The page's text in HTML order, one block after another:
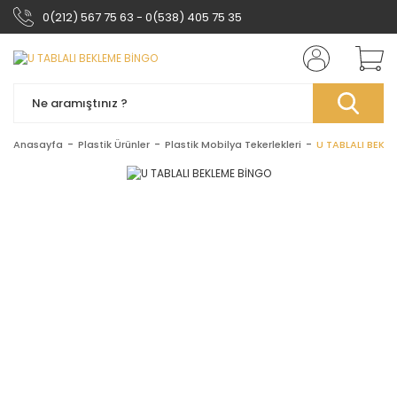
0(212) 567 75 63 - 0(538) 405 75 35
Anasayfa Plastik Ürünler Plastik Mobilya Tekerlekleri U TABLALI